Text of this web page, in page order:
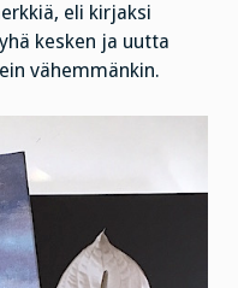
eli kirjaksi
kesken ja uutta
vähemmänkin.